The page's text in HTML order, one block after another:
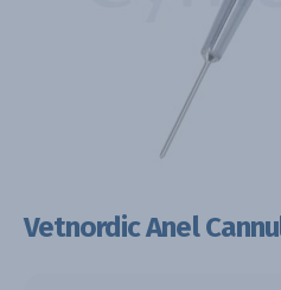
Vetnordic Anel